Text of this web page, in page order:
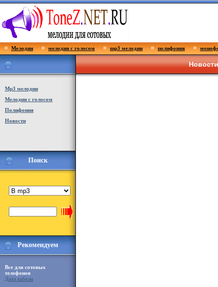
Мелодии мелодии с голосом mp3 мелодии полифония
Мp3 мелодии
Мелодии с голосом
Полифония
Новости
Поиск
Рекомендуем
Все для сотовых
телефонов
Дата кабели